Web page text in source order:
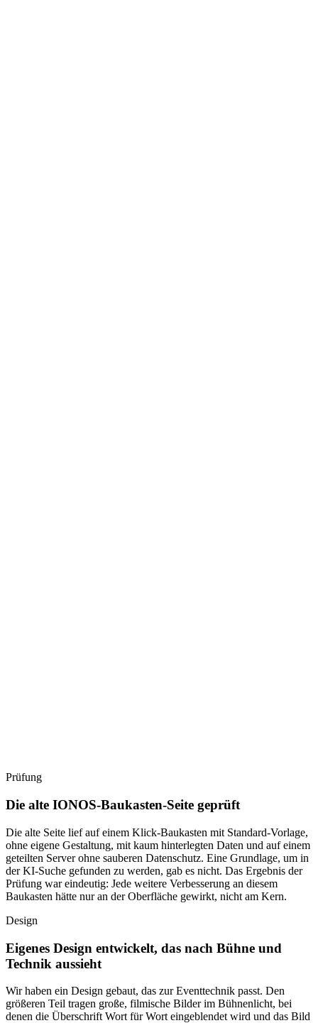
Prüfung
Die alte IONOS-Baukasten-Seite geprüft
Die alte Seite lief auf einem Klick-Baukasten mit Standard-Vorlage,
ohne eigene Gestaltung, mit kaum hinterlegten Daten und auf einem
geteilten Server ohne sauberen Datenschutz. Eine Grundlage, um in
der KI-Suche gefunden zu werden, gab es nicht. Das Ergebnis der
Prüfung war eindeutig: Jede weitere Verbesserung an diesem
Baukasten hätte nur an der Oberfläche gewirkt, nicht am Kern.
Design
Eigenes Design entwickelt, das nach Bühne und
Technik aussieht
Wir haben ein Design gebaut, das zur Eventtechnik passt. Den
größeren Teil tragen große, filmische Bilder im Bühnenlicht, bei
denen die Überschrift Wort für Wort eingeblendet wird und das Bild